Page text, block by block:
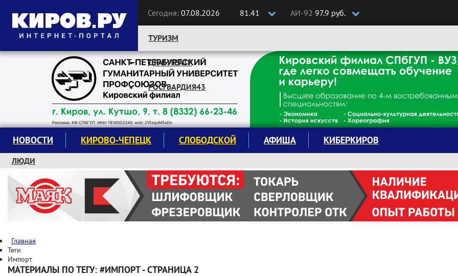
Сегодня: 07.08.2026 81.41 АИ-92 97.9 руб.
Следите за новостями:
ТУРИЗМ
ДРАМТЕАТР
РОСГВАРДИЯ43
НОВОСТИ КИРОВО-ЧЕПЕЦК СЛОБОДСКОЙ АФИША КИБЕРКИРОВ
ЛЮДИ
КРУЖКИ И СЕКЦИИ
ЗАВОДУ "МАЯК" 85 ЛЕТ
ЭКОЛОГИЯ
Главная
Теги
Импорт
МАТЕРИАЛЫ ПО ТЕГУ: #ИМПОРТ - СТРАНИЦА 2